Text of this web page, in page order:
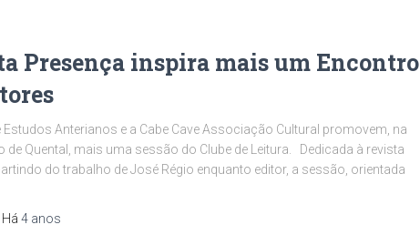
Presença inspira mais um Encontro
Estudos Anterianos e a Cabe Cave Associação Cultural promovem, na
de Quental, mais uma sessão do Clube de Leitura. Dedicada à revista
do trabalho de José Régio enquanto editor, a sessão, orientada
, Há 4 anos